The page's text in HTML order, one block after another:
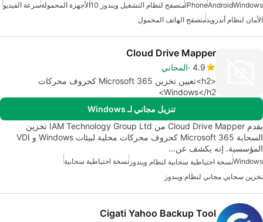
Windows
Android
iPhoneمتصفح لنظام التشغيل ويندوز 10 الأجهزة المحمولةسرعة الفيديو
الأمان لنظام أندرويدمتصفح الهاتف المحمول
Cloud Drive Mapper
4.9 المجاني
<h2>تعيين تخزين Microsoft 365 كحروف محركات
Windows</h2>
تنزيل مجاني لـ Windows
يقدم Cloud Drive Mapper من IAM Technology Group Ltd تخزين
السحابة Microsoft 365 كحروف محركات محلية لبيئات Windows و VDI
المؤسسية. إنه يكشف عن…
Windowsنسخة احتياطية سحابية لنظام ويندوز نسخة احتياطية سحابية
تخزين سحابي مجاني لنظام ويندوز
Cigati Yahoo Backup Tool